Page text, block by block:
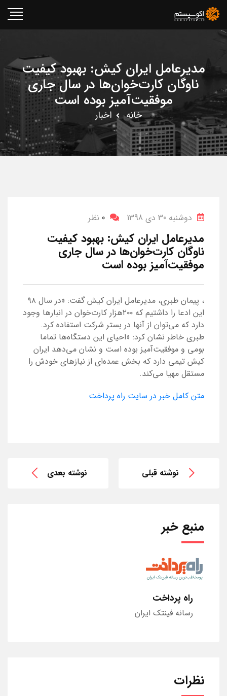
مدیرعامل ایران کیش: بهبود کیفیت
ناوگان کارت‌خوان‌ها در سال جاری
موفقیت‌آمیز بوده است
خانه اخبار
دوشنبه 30 دی 1398 0 نظر
مدیرعامل ایران کیش: بهبود کیفیت
ناوگان کارت‌خوان‌ها در سال جاری
موفقیت‌آمیز بوده است
، پیمان طبری، مدیرعامل ایران کیش گفت: «در سال ۹۸
این ادعا را داشتیم که ۲۰۰هزار کارت‌خوان در انبارها وجود
دارد که می‌توان از آنها در بستر شرکت استفاده کرد.
طبری خاطر نشان کرد: «احیای این دستگاه‌ها تماما
بومی و موفقیت‌آمیز بوده است و نشان می‌دهد ایران
کیش تیمی دارد که بخش عمده‌ای از نیازهای خودش را
مستقل مهیا می‌کند.
متن کامل خبر در سایت راه پرداخت
نوشته قبلی نوشته بعدی
منبع خبر
راه پرداخت
رسانه فینتک ایران
نظرات